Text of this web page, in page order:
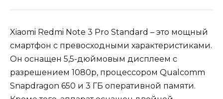
Xiaomi Redmi Note 3 Pro Standard – это мощный
смартфон с превосходными характеристиками.
Он оснащен 5,5-дюймовым дисплеем с
разрешением 1080p, процессором Qualcomm
Snapdragon 650 и 3 ГБ оперативной памяти.